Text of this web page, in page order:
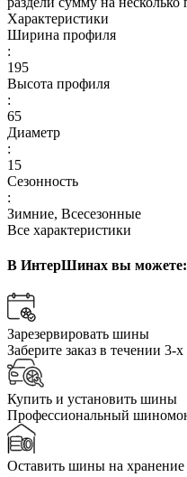
Характеристики
Ширина профиля
:
195
Высота профиля
:
65
Диаметр
:
15
Сезонность
:
Зимние, Всесезонные
Все характеристики
В ИнтерШинах вы можете:
Зарезервировать шины
Заберите заказ в течении 3-
Купить и установить шины
Профессиональный
Оставить шины на хранение